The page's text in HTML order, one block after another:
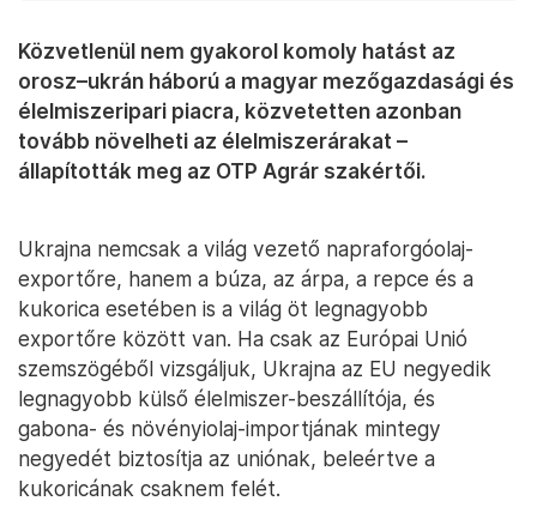
Közvetlenül nem gyakorol komoly hatást az
orosz–ukrán háború a magyar mezőgazdasági és
élelmiszeripari piacra, közvetetten azonban
tovább növelheti az élelmiszerárakat –
állapították meg az OTP Agrár szakértői.
Ukrajna nemcsak a világ vezető napraforgóolaj-
exportőre, hanem a búza, az árpa, a repce és a
kukorica esetében is a világ öt legnagyobb
exportőre között van. Ha csak az Európai Unió
szemszögéből vizsgáljuk, Ukrajna az EU negyedik
legnagyobb külső élelmiszer-beszállítója, és
gabona- és növényiolaj-importjának mintegy
negyedét biztosítja az uniónak, beleértve a
kukoricának csaknem felét.